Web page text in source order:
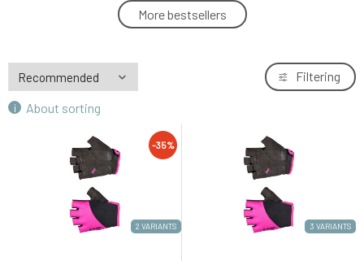
Dámské rukavice Northwave Active Woman
Short Finger Glove Black/Light Blue
16.2 EUR
5.
Dámské cyklo rukavice Northwave Active
Woman Short Fingers Glove
35.2 EUR
Dámské rukavice Northwave Active Woman
Short Fingers Glove
37.4 EUR
More bestsellers
About sorting
Filtering
2 VARIANTS
-35%
3 VARIANTS